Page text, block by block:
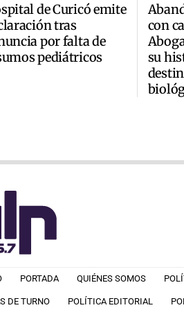
de Curicó emite
tras
por falta de
pediátricos
con
su
PORTADA QUIÉNES SOMOS
DE TURNO POLÍTICA EDITORIAL